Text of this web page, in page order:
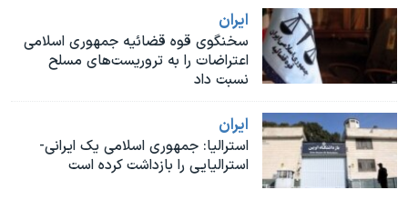
نرگس محمدی برنده جایزه نوبل صلح
همایش محافظه‌کاران آمریکا «سی‌پک»
سفر پرزیدنت ترامپ به چین
ايران
سخنگوی قوه قضائیه جمهوری اسلامی
اعتراضات را به تروریست‌‌های مسلح
نسبت داد
ايران
استرالیا: جمهوری اسلامی یک ایرانی-
استرالیایی را بازداشت کرده است